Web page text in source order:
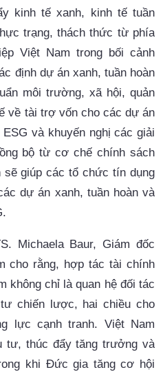
kinh tế xanh, kinh tế tuần
trạng, thách thức từ phía
Việt Nam trong bối cảnh
định dự án xanh, tuần hoàn
môi trường, xã hội, quản
về tài trợ vốn cho các dự án
và khuyến nghị các giải
bộ từ cơ chế chính sách
giúp các tổ chức tín dụng
dự án xanh, tuần hoàn và
Michaela Baur, Giám đốc
cho rằng, hợp tác tài chính
không chỉ là quan hệ đối tác
chiến lược, hai chiều cho
lực cạnh tranh. Việt Nam
tư, thúc đẩy tăng trưởng và
khi Đức gia tăng cơ hội